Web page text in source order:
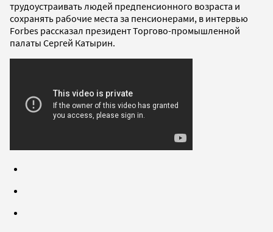
трудоустраивать людей предпенсионного возраста и
сохранять рабочие места за пенсионерами, в интервью
Forbes рассказал президент Торгово-промышленной
палаты Сергей Катырин.